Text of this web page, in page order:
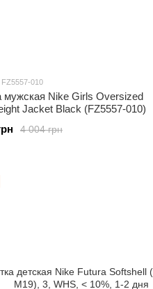
FZ5557-010
мужская Nike Girls Oversized
Jacket Black (FZ5557-010)
4 004 грн